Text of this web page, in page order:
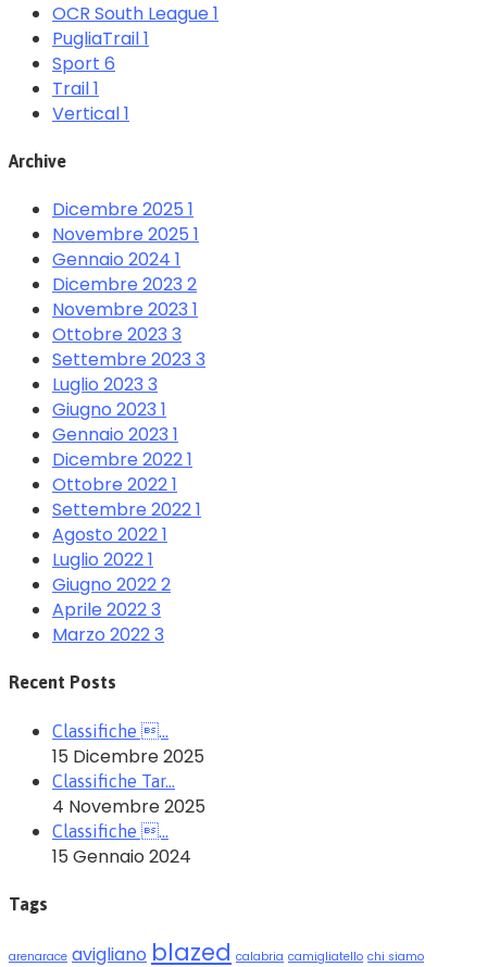
OCR South League1
PugliaTrail1
Sport 6
Trail1
Vertical1
Archive
Dicembre 2025 1
Novembre 2025 1
Gennaio 2024 1
Dicembre 2023 2
Novembre 2023 1
Ottobre 2023 3
Settembre 2023 3
Luglio 2023 3
Giugno 2023 1
Gennaio 2023 1
Dicembre 20221
Ottobre 20221
Settembre 20221
Agosto 20221
Luglio 20221
Giugno 20222
Aprile 20223
Marzo 20223
Recent Posts
Classifiche …
15 Dicembre 2025
Classifiche Tar…
4 Novembre 2025
Classifiche …
15 Gennaio 2024
Tags
arenarace avigliano blazed calabria camigliatello chi siamo